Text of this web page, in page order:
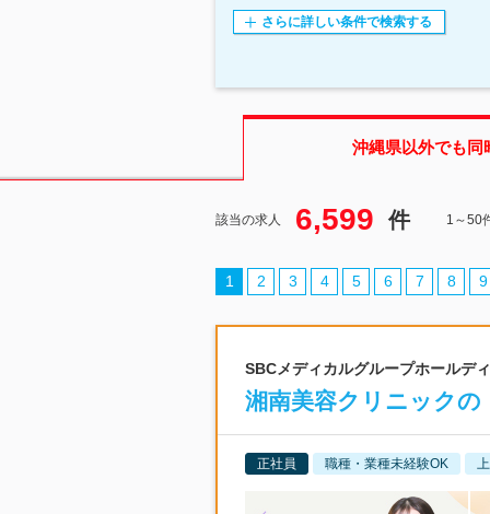
さらに詳しい条件で検索する
沖縄県以外でも
該当の求人 6,599 件 1～50
1 2 3 4 5 6 7 8 9
SBCメディカルグループホールデ
湘南美容クリニックの
正社員 職種・業種未経験OK